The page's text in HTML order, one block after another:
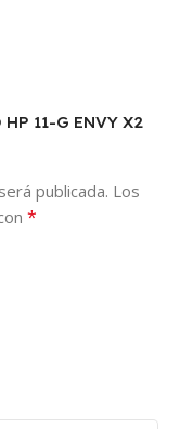
11-G ENVY X2
publicada. Los
*